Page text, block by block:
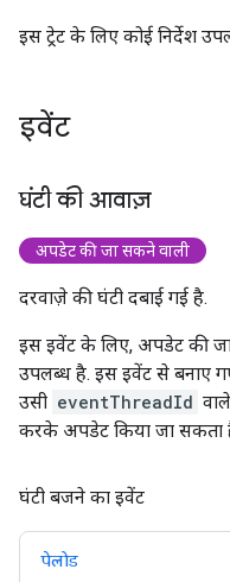
इस ट्रेट के लिए कोई निर्देश
इवेंट
घंटी की आवाज़
अपडेट की जा सकने वाली
दरवाज़े की घंटी दबाई गई है.
इस इवेंट के लिए, अपडेट की
उपलब्ध है. इस इवेंट से बनाए
उसी eventThreadId
करके अपडेट किया जा सकता
घंटी बजने का इवेंट
पेलोड